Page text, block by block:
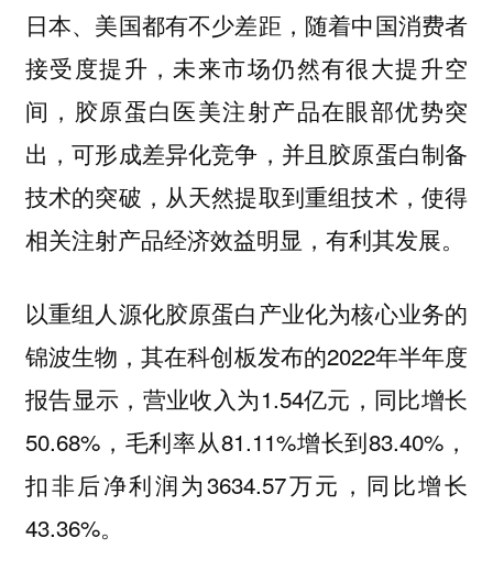
日本、美国都有不少差距，随着中国消费者
接受度提升，未来市场仍然有很大提升空
间，胶原蛋白医美注射产品在眼部优势突
出，可形成差异化竞争，并且胶原蛋白制备
技术的突破，从天然提取到重组技术，使得
相关注射产品经济效益明显，有利其发展。
以重组人源化胶原蛋白产业化为核心业务的
锦波生物，其在科创板发布的2022年半年度
报告显示，营业收入为1.54亿元，同比增长
50.68%，毛利率从81.11%增长到83.40%，
扣非后净利润为3634.57万元，同比增长
43.36%。